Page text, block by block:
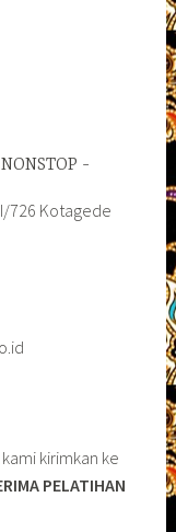
726 Kotagede
kami kirimkan ke
PELATIHAN